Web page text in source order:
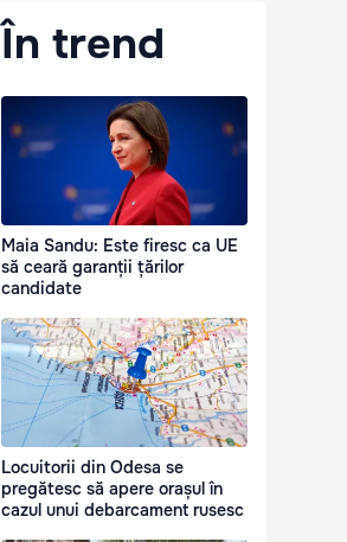
În trend
Maia Sandu: Este firesc ca UE
să ceară garanții țărilor
candidate
Locuitorii din Odesa se
pregătesc să apere orașul în
cazul unui debarcament rusesc